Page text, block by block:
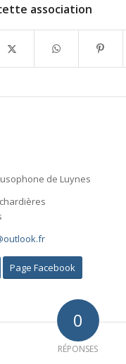
association
de Luynes
Page Facebook
0
RÉPONSES